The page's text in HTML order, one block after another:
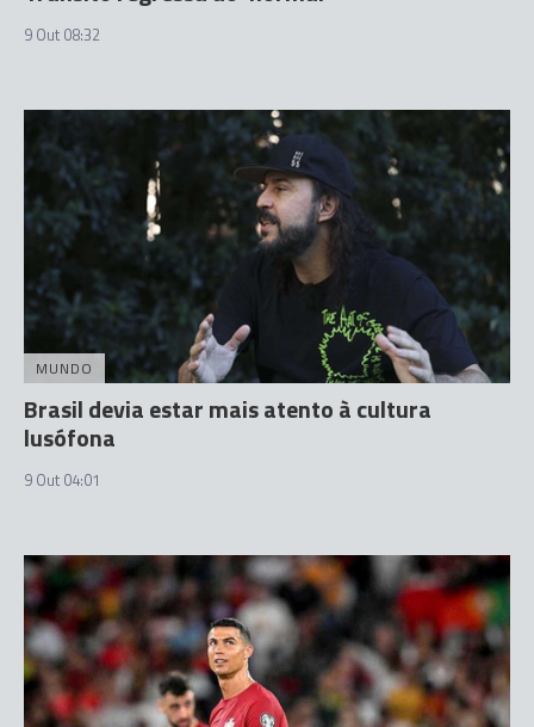
9 Out 08:32
MUNDO
Brasil devia estar mais atento à cultura
lusófona
9 Out 04:01